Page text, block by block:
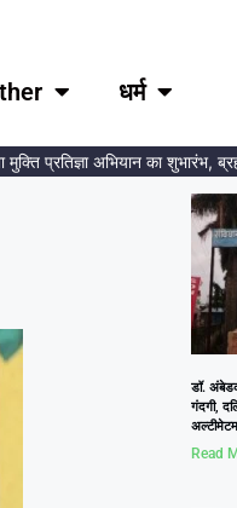
धर्म
अभियान का शुभारंभ,
डॉ.
गंदगी,
Read